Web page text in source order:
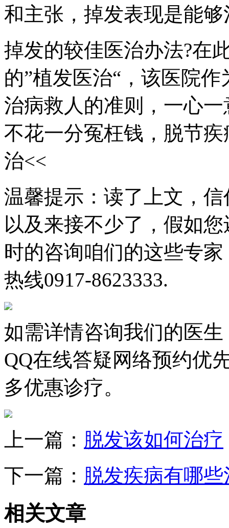
和主张，掉发表现是能
掉发的较佳医治办法?在
的”植发医治“，该医院
治病救人的准则，一心
不花一分冤枉钱，脱节
治<<
温馨提示：读了上文，
以及来接不少了，假如
时的咨询咱们的这些专
热线0917-8623333.
如需详情咨询我们的医生
QQ在线答疑网络预约优
多优惠诊疗。
上一篇： 脱发该如何治疗
下一篇： 脱发疾病有哪
相关文章